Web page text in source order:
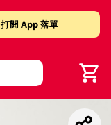
打開 App 落單